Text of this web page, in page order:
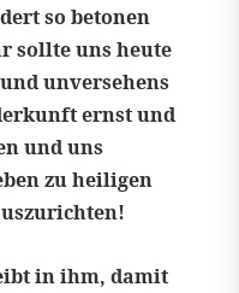
so betonen
sollte uns heute
unversehens
ernst und
und uns
zu heiligen
in ihm, damit